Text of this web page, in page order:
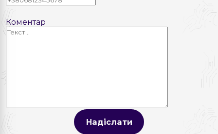
Коментар
Надіслати